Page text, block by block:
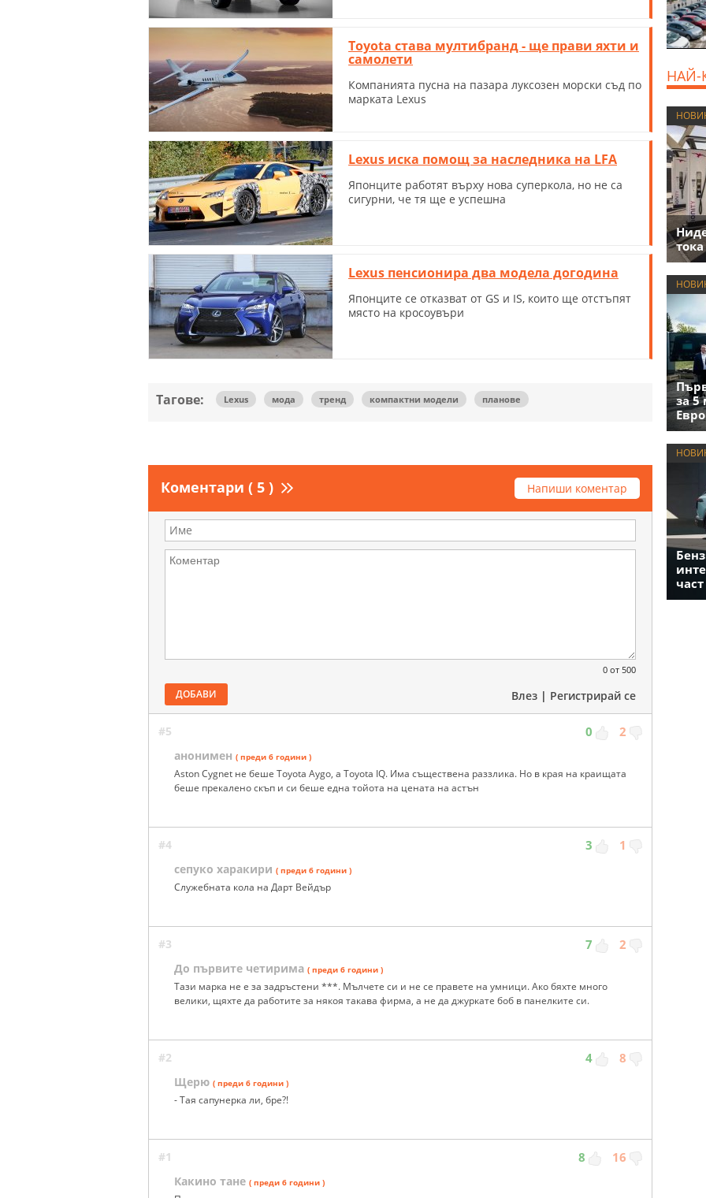
Toyota става мултибранд - ще прави яхти и
самолети
Компанията пусна на пазара луксозен морски съд по
марката Lexus
Lexus иска помощ за наследника на LFA
Японците работят върху нова суперкола, но не са
сигурни, че тя ще е успешна
Lexus пенсионира два модела догодина
Японците се отказват от GS и IS, които ще отстъпят
място на кросоувъри
Тагове: Lexus мода тренд компактни модели планове
Коментари ( 5 ) Напиши коментар
0 от 500
ДОБАВИ Влез | Регистрирай се
#5 0 2
анонимен ( преди 6 години )
Aston Cygnet не беше Toyota Aygo, а Toyota IQ. Има съществена раззлика. Но в края на краищата
беше прекалено скъп и си беше една тойота на цената на астън
#4 3 1
сепуко харакири ( преди 6 години )
Служебната кола на Дарт Вейдър
#3 7 2
До първите четирима ( преди 6 години )
Тази марка не е за задръстени ***. Мълчете си и не се правете на умници. Ако бяхте много
велики, щяхте да работите за някоя такава фирма, а не да джуркате боб в панелките си.
#2 4 8
Щерю ( преди 6 години )
- Тая сапунерка ли, бре?!
#1 8 16
Какино тане ( преди 6 години )
НАЙ-
за 5
част